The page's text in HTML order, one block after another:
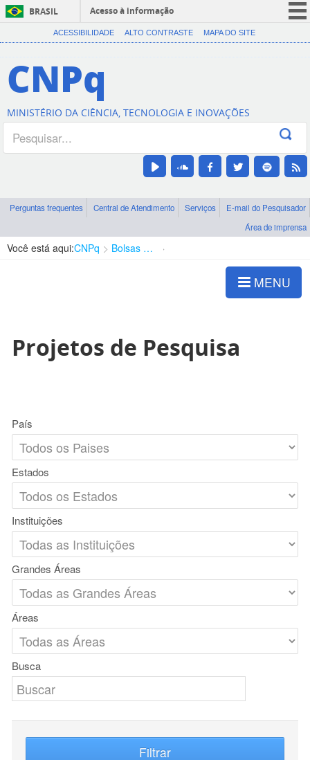
BRASIL
Acesso à informação
CORONAVÍRUS (COVID-19)
Canais
ACESSIBILIDADE ALTO CONTRASTE MAPA DO SITE
CNPq
MINISTÉRIO DA CIÊNCIA, TECNOLOGIA E INOVAÇÕES
Perguntas frequentes Central de Atendimento Serviços
E-mail do Pesquisador
Área de imprensa
Você está aqui:CNPq Bolsas e Auxílios Vigentes
MENU
Projetos de Pesquisa
País
Estados
Instituições
Grandes Áreas
Áreas
Busca
Filtrar